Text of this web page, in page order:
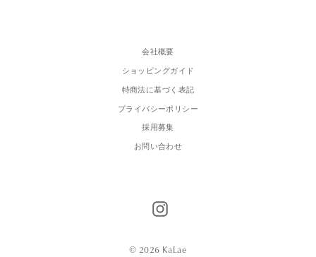
会社概要
ショッピングガイド
特商法に基づく表記
プライバシーポリシー
採用募集
お問い合わせ
Instagram
© 2026 KaLae